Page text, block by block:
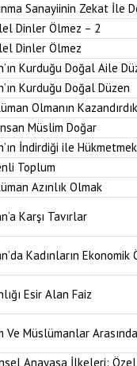
Sanayiinin Zekat İle
Dinler Ölmez – 2
Dinler Ölmez
Kurduğu Doğal Aile
Kurduğu Doğal Düzen
Olmanın
Müslim Doğar
İndirdiği ile
Toplum
Azınlık Olmak
Karşı Tavırlar
Kadınların
Esir Alan Faiz
Ve Müslümanlar
Anayasa İlkeleri: